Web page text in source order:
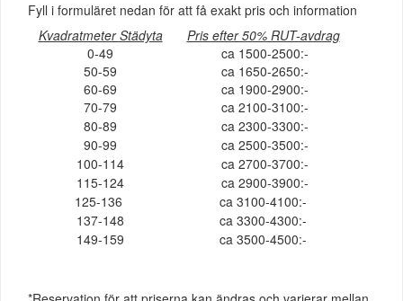
Fyll i formuläret nedan för att få exakt pris och information
Kvadratmeter Städyta
Pris efter 50% RUT-avdrag
0-49
ca 1500-2500:-
50-59
ca 1650-2650:-
60-69
ca 1900-2900:-
70-79
ca 2100-3100:-
80-89
ca 2300-3300:-
90-99
ca 2500-3500:-
100-114
ca 2700-3700:-
115-124
ca 2900-3900:-
125-136
ca 3100-4100:-
137-148
ca 3300-4300:-
149-159
ca 3500-4500:-